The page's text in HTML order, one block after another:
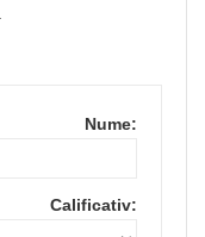
Nume:
Calificativ: